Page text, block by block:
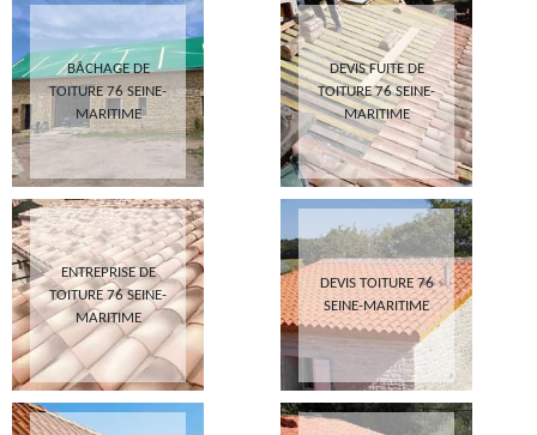
BÂCHAGE DE
TOITURE 76 SEINE-
MARITIME
DEVIS FUITE DE
TOITURE 76 SEINE-
MARITIME
ENTREPRISE DE
TOITURE 76 SEINE-
MARITIME
DEVIS TOITURE 76
SEINE-MARITIME